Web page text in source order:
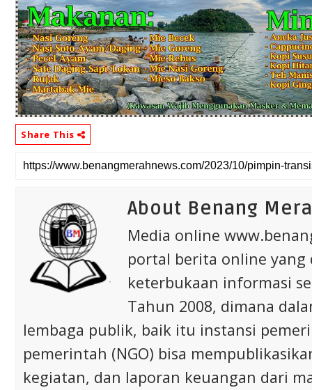
Share This
About Benang
Media online
portal berita online
keterbukaan informasi
Tahun 2008, dimana
lembaga publik, baik itu instansi
pemerintah (NGO) bisa
kegiatan, dan laporan keuangan dari